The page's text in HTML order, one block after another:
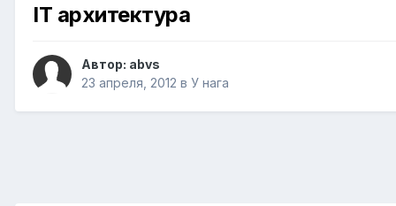
IT архитектура
Автор: abvs
23 апреля, 2012 в У нага